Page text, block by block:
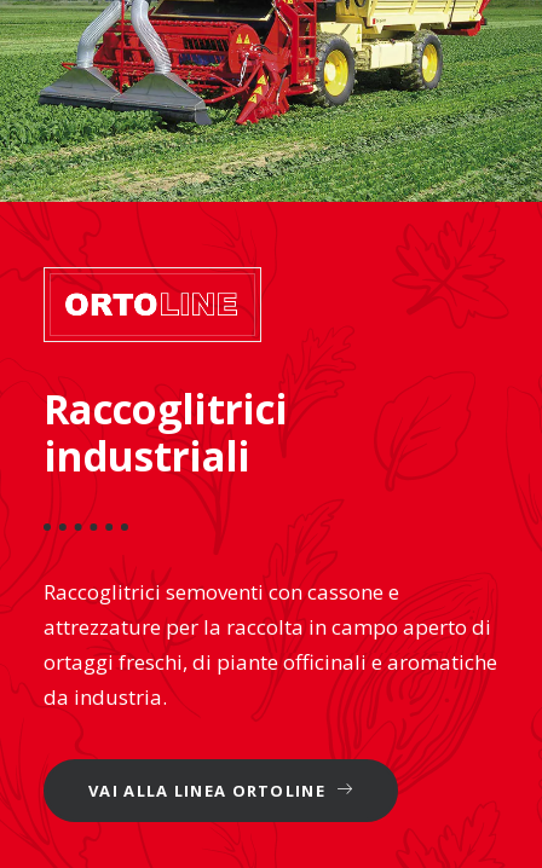
Raccoglitrici
industriali
Raccoglitrici semoventi con cassone e
attrezzature per la raccolta in campo aperto di
ortaggi freschi, di piante officinali e aromatiche
da industria.
VAI ALLA LINEA ORTOLINE